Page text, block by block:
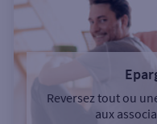
Reversez tout ou
aux